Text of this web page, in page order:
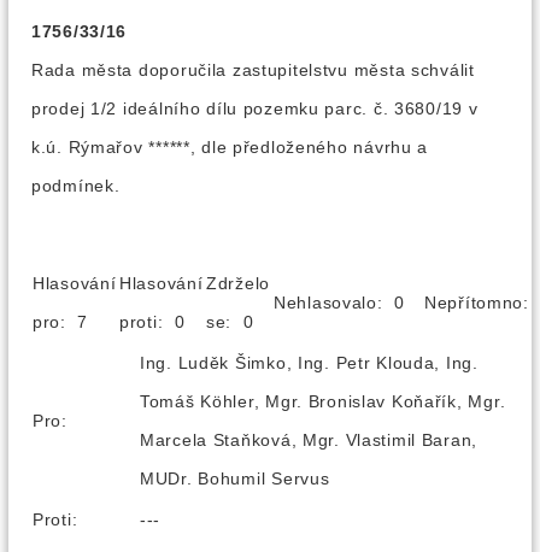
1756/33/16
Rada města doporučila zastupitelstvu města schválit
prodej 1/2 ideálního dílu pozemku parc. č. 3680/19 v
k.ú. Rýmařov ******, dle předloženého návrhu a
podmínek.
Hlasování
pro: 7
Hlasování
proti: 0
Zdrželo
se: 0
Nehlasovalo: 0
Pro:
Ing. Luděk Šimko, Ing. Petr Klouda, Ing.
Tomáš Köhler, Mgr. Bronislav Koňařík, Mgr.
Marcela Staňková, Mgr. Vlastimil Baran,
MUDr. Bohumil Servus
Proti: ---